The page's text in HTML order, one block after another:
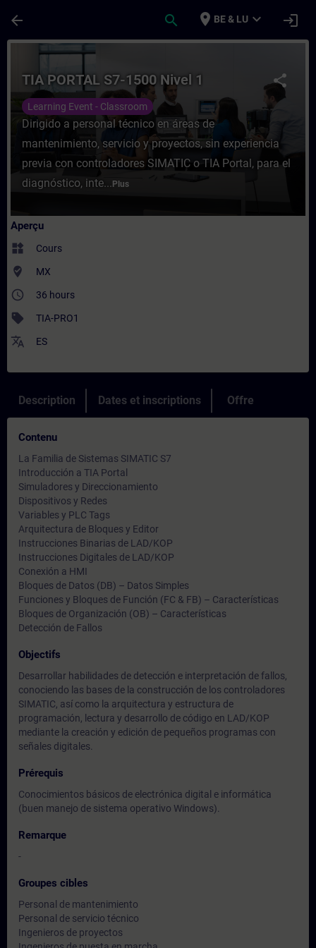
arrow_back search place BE & LU expand_more login
Cours - TIA PORTAL S7-1500 Nivel 1 -
share
TIA PORTAL S7-1500 Nivel 1
Learning Event - Classroom
Dirigido a personal técnico en áreas de
mantenimiento, servicio y proyectos, sin experiencia
previa con controladores SIMATIC o TIA Portal, para el
diagnóstico, inte... Plus
Aperçu
widgets Cours
where_to_vote MX
access_time 36 hours
sell TIA-PRO1
translate ES
Description Dates et inscriptions Offre
Contenu
La Familia de Sistemas SIMATIC S7
Introducción a TIA Portal
Simuladores y Direccionamiento
Dispositivos y Redes
Variables y PLC Tags
Arquitectura de Bloques y Editor
Instrucciones Binarias de LAD/KOP
Instrucciones Digitales de LAD/KOP
Conexión a HMI
Bloques de Datos (DB) – Datos Simples
Funciones y Bloques de Función (FC & FB) – Características
Bloques de Organización (OB) – Características
Detección de Fallos
Objectifs
Desarrollar habilidades de detección e interpretación de fallos,
conociendo las bases de la construcción de los controladores
SIMATIC, así como la arquitectura y estructura de
programación, lectura y desarrollo de código en LAD/KOP
mediante la creación y edición de pequeños programas con
señales digitales.
Prérequis
Conocimientos básicos de electrónica digital e informática
(buen manejo de sistema operativo Windows).
Remarque
-
Groupes cibles
Personal de mantenimiento
Personal de servicio técnico
Ingenieros de proyectos